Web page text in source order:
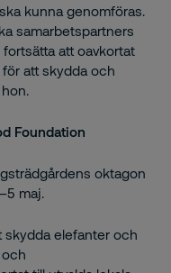
kunna genomföras.
samarbetspartners
att oavkortat
att skydda och
Foundation
oktagon
maj.
skydda elefanter och